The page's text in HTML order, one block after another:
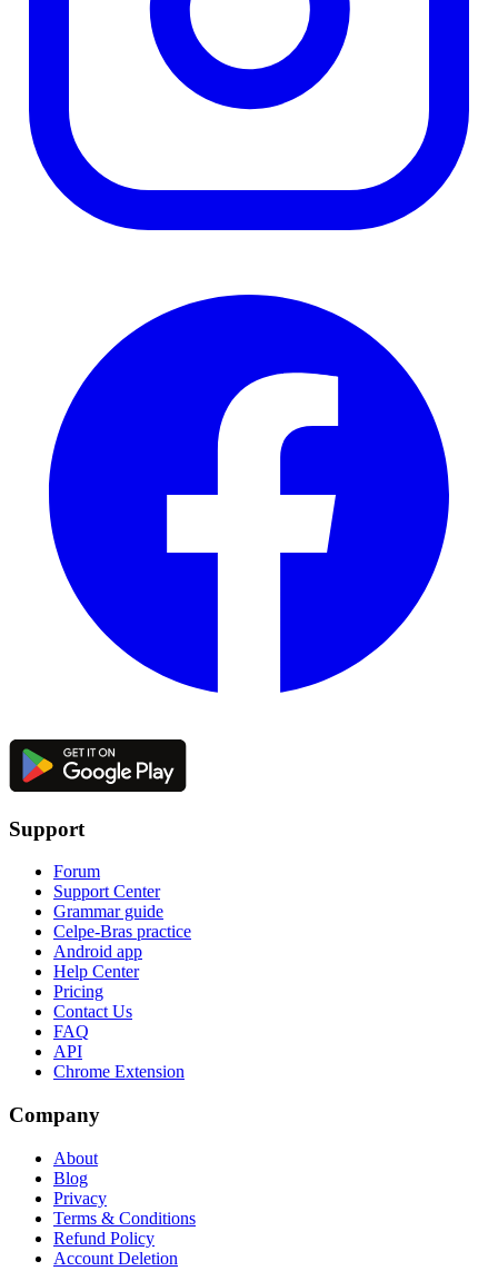
Support
Forum
Support Center
Grammar guide
Celpe-Bras practice
Android app
Help Center
Pricing
Contact Us
FAQ
API
Chrome Extension
Company
About
Blog
Privacy
Terms & Conditions
Refund Policy
Account Deletion